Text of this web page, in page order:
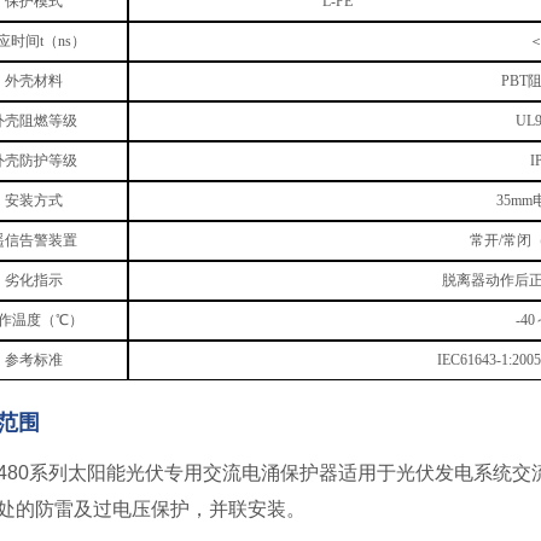
时间t（ns）
外壳材料 PBT
壳阻燃等级
壳防护等级
安装方式 35mm
信告警装置 常开/常闭
劣化指示 脱离器动作后
温度（℃） -40
参考标准 IEC61643-
围
系列太阳能光伏专用交流电涌保护器适用于光伏发电系统
的防雷及过电压保护，并联安装。